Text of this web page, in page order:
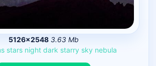
5126×2548 3.63 Mb
stars night dark starry sky nebula